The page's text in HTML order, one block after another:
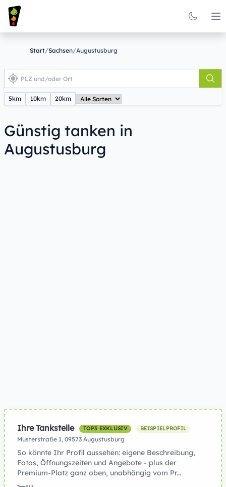
Start/Sachsen/Augustusburg
5km 10km 20km
Günstig tanken in
Augustusburg
Ihre Tankstelle TOP3 EXKLUSIV BEISPIELPROFIL
Musterstraße 1, 09573 Augustusburg
So könnte Ihr Profil aussehen: eigene Beschreibung,
Fotos, Öffnungszeiten und Angebote - plus der
Premium-Platz ganz oben, unabhängig vom Pr...